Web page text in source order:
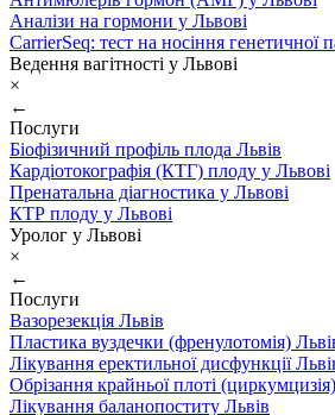
Аналізи на гормони у Львові
CarrierSeq: тест на носіння генетичної
Ведення вагітності у Львові
×
←
Послуги
Біофізичний профіль плода Львів
Кардіотокографія (КТГ) плоду у Львові
Пренатальна діагностика у Львові
КТР плоду у Львові
Уролог у Львові
×
←
Послуги
Вазорезекція Львів
Пластика вуздечки (френулотомія)
Лікування еректильної дисфункції
Обрізання крайньої плоті
Лікування баланопоститу Львів